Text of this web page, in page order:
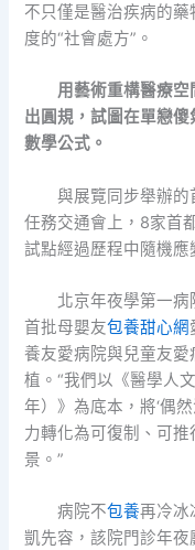
不只僅是醫治疾病的
度的“社會處方”。
用藝術重構醫療空
出圓規，試圖在單戀
數學公式。
與展覽同步舉辦的
任務交通會上，8家首
試點經過歷程中隨機應
北京年夜學第一
首批母嬰友包養甜心網
養友愛病院與兒童友
植。“我們以《醫學人
年）》為底本，將‘偶
力轉化為可復制、可
景。”
病院不包養再冷冰
凱先容，該院門診年